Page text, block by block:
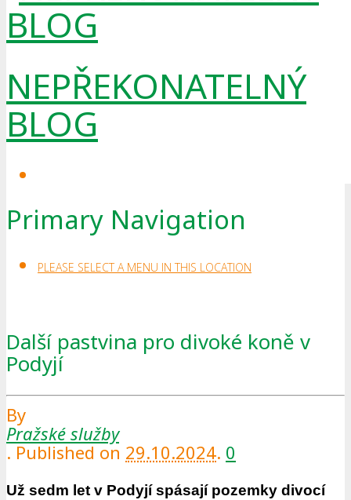
NEPŘEKONATELNÝ
BLOG
Primary Navigation
PLEASE SELECT A MENU IN THIS LOCATION
Další pastvina pro divoké koně v
Podyjí
By
Pražské služby
. Published on 29.10.2024. 0
Už sedm let v Podyjí spásají pozemky divocí